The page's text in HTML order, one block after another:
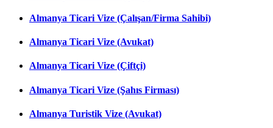
Almanya Ticari Vize (Çalışan/Firma Sahibi)
Almanya Ticari Vize (Avukat)
Almanya Ticari Vize (Çiftçi)
Almanya Ticari Vize (Şahıs Firması)
Almanya Turistik Vize (Avukat)